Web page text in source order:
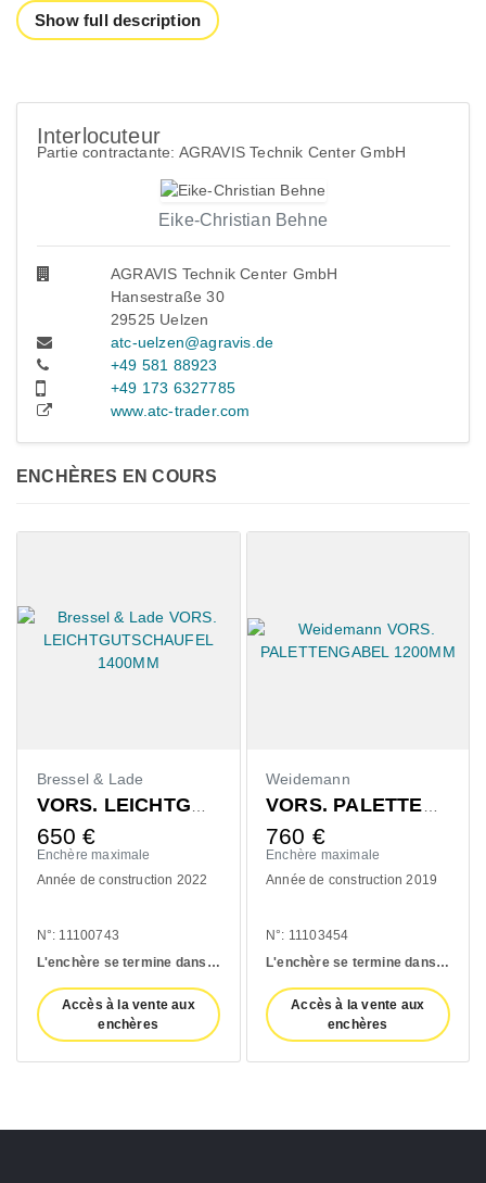
Show full description
Interlocuteur
Partie contractante: AGRAVIS Technik Center GmbH
Eike-Christian Behne
AGRAVIS Technik Center GmbH
Hansestraße 30
29525 Uelzen
atc-uelzen@agravis.de
+49 581 88923
+49 173 6327785
www.atc-trader.com
ENCHÈRES EN COURS
VORS. LEICHTGUTSCHAUFEL 1400MM
2022
L'enchère se termine dans:2 days
aux
Weidemann
VORS. PALETTENGABEL 1200MM
Enchère maximale
Année de construction 2019
N°: 11103454
L'enchère se termine dans:2 days
Accès à la vente aux
enchères
Claas
Enchère maximale
Année de construction
N°: 10993139
Accès à la vente
enchères